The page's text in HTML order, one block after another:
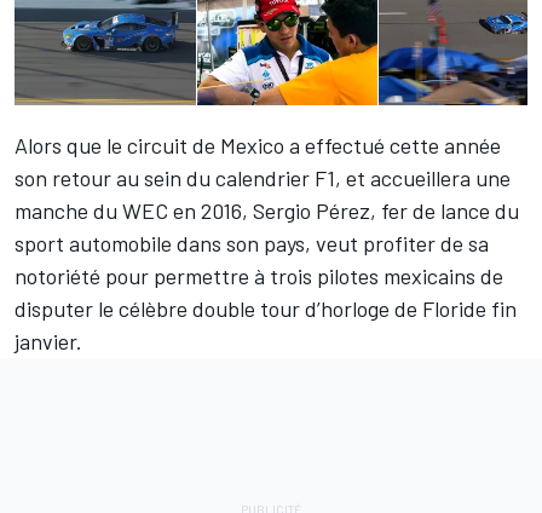
Alors que le circuit de Mexico a effectué cette année
son retour au sein du calendrier F1, et accueillera une
manche du WEC en 2016, Sergio Pérez, fer de lance du
sport automobile dans son pays, veut profiter de sa
notoriété pour permettre à trois pilotes mexicains de
disputer le célèbre double tour d’horloge de Floride fin
janvier.